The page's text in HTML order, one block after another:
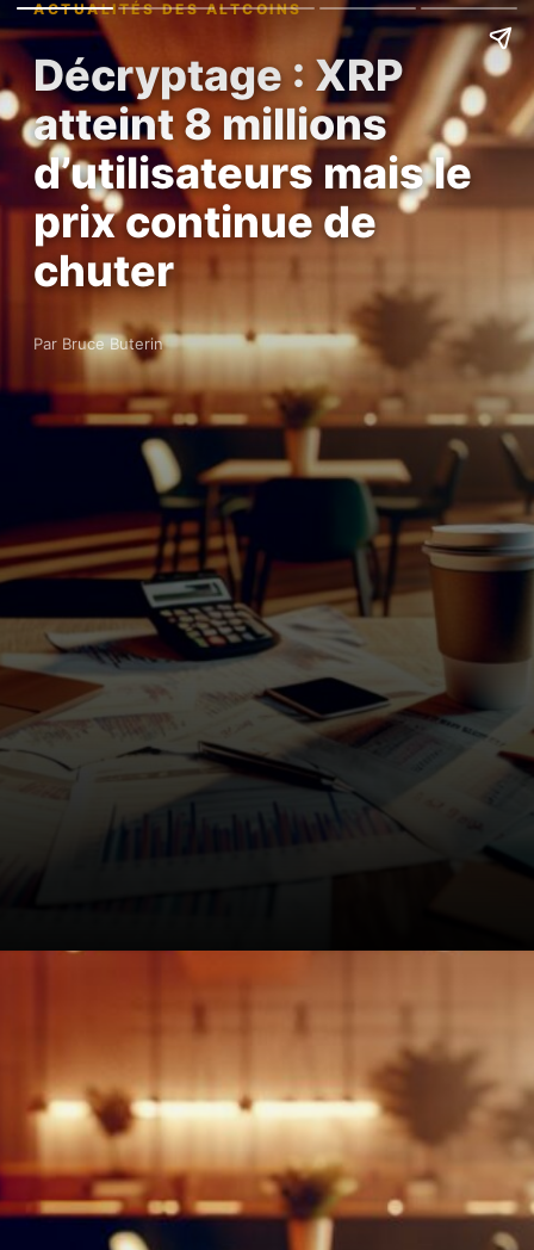
ACTUALITÉS DES ALTCOINS
Décryptage : XRP
atteint 8 millions
d’utilisateurs mais le
prix continue de
chuter
Par Bruce Buterin